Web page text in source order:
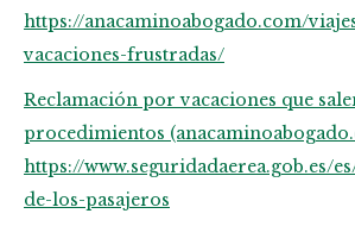
https://anacaminoabogado.com/
vacaciones-frustradas/
Reclamación por vacaciones que
procedimientos
https://www.seguridadaerea.gob.es/
de-los-pasajeros